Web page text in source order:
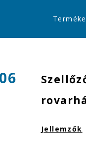
Jellemzők